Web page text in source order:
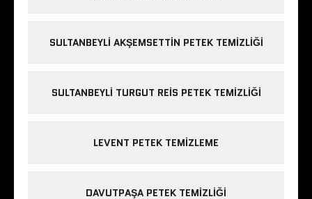
SULTANBEYLI AKŞEMSETTIN PETEK TEMIZLIĞI
SULTANBEYLI TURGUT REIS PETEK TEMIZLIĞI
LEVENT PETEK TEMIZLEME
DAVUTPAŞA PETEK TEMIZLIĞI